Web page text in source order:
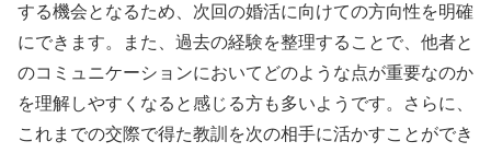
する機会となるため、次回の婚活に向けての方向性を明確
にできます。また、過去の経験を整理することで、他者と
のコミュニケーションにおいてどのような点が重要なのか
を理解しやすくなると感じる方も多いようです。さらに、
これまでの交際で得た教訓を次の相手に活かすことができ